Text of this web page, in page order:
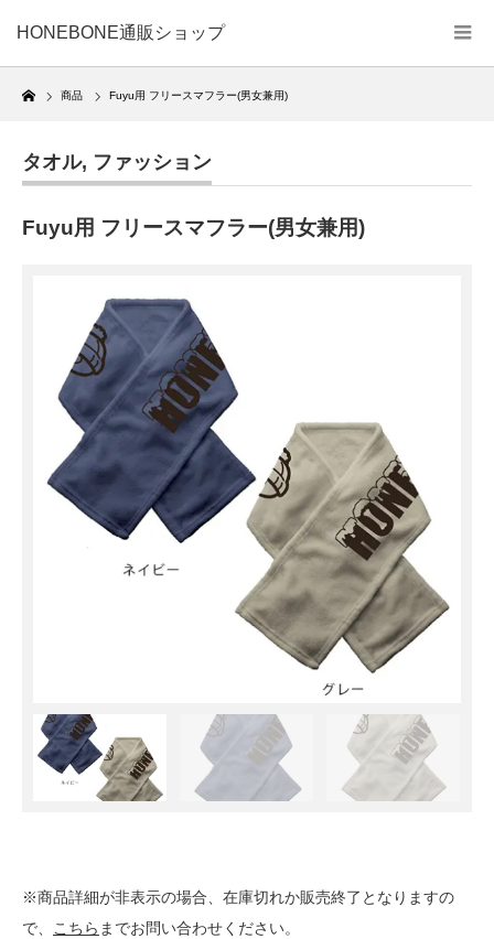
HONEBONE通販ショップ
Home
商品 Fuyu用 フリースマフラー(男女兼用)
タオル, ファッション
Fuyu用 フリースマフラー(男女兼用)
※商品詳細が非表示の場合、在庫切れか販売終了となりますの
で、 こちら までお問い合わせください。